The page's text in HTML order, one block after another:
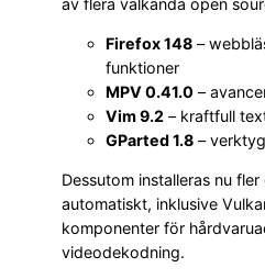
av flera välkända open
Firefox 148 –
funktioner
MPV 0.41.0 –
Vim 9.2 – kraftfull
GParted 1.8 –
Dessutom installeras nu
automatiskt, inklusive
komponenter för
videodekodning.